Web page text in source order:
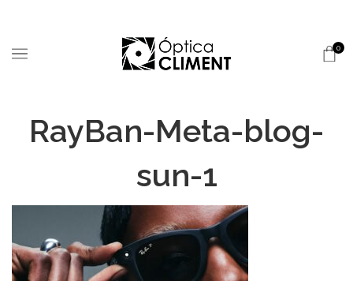
0
RayBan-Meta-blog-
sun-1